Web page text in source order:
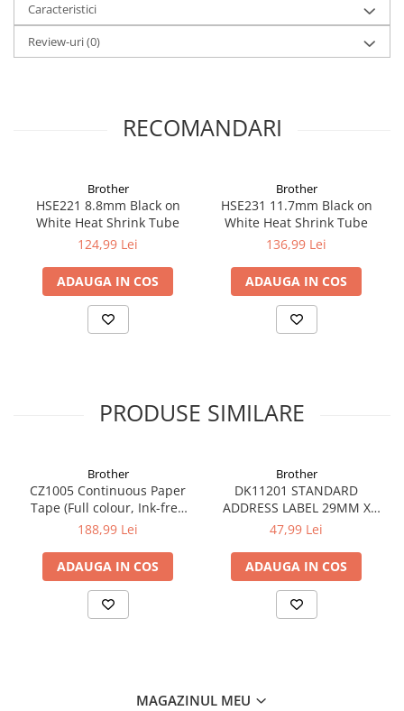
Caracteristici
Review-uri(0)
RECOMANDARI
Brother
HSE221 8.8mm Black on
White Heat Shrink Tube
124,99 Lei
ADAUGA IN COS
Brother
HSE231 11.7mm Black on
White Heat Shrink Tube
136,99 Lei
ADAUGA IN COS
PRODUSE SIMILARE
Brother
CZ1005 Continuous Paper
Tape (Full colour, Ink-free
50mm), 5m lungime; pt. VC-
188,99 Lei
ADAUGA IN COS
Brother
DK11201 STANDARD
ADDRESS LABEL 29MM X
90MM X 400
47,99 Lei
ADAUGA IN COS
MAGAZINUL MEU